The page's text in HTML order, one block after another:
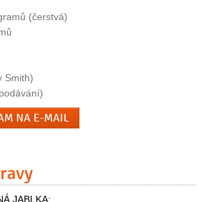
(čerstvá)
Smith)
NA E-MAIL
JABLKA: